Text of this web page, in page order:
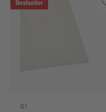
Bestseller
B1